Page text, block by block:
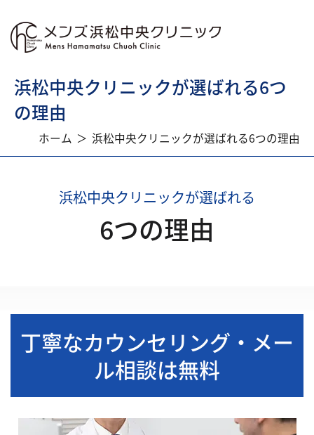
浜松中央クリニックが選ばれる6つ
の理由
ホーム 浜松中央クリニックが選ばれる6つの理由
浜松中央クリニックが選ばれる
6つの理由
丁寧なカウンセリング・メー
ル相談は無料